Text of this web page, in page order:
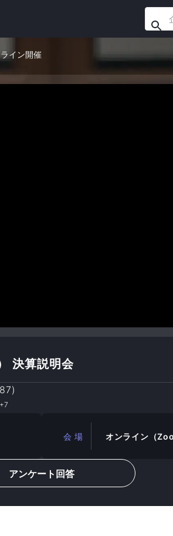
イン開催
決算説明会
)
+7
会 場 オンライン（
アンケート回答